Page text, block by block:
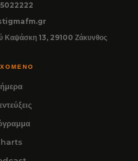
Καψάσκη 13, 29100 Ζάκυνθος